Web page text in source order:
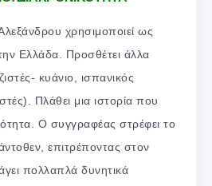
χρησιμοποιεί ως
Ελλάδα. Προσθέτει άλλα
κυάνιο, ισπανικός
Πλάθει μια ιστορία που
Ο συγγραφέας στρέφει το
επιτρέποντας στον
πολλαπλά δυνητικά